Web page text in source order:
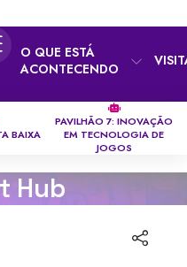
O QUE ESTÁ
ACONTECENDO
BAIXA
PAVILHÃO 7: INOVAÇÃO
EM TECNOLOGIA DE
JOGOS
Hub